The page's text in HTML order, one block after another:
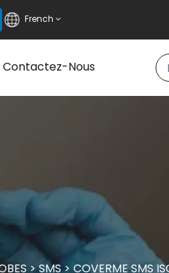
French
Contactez-Nous
>SMS> COVERME SMS